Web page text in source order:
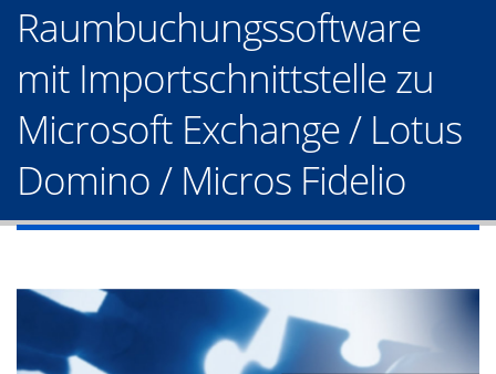
Raumbuchungssoftware
mit Importschnittstelle zu
Microsoft Exchange / Lotus
Domino / Micros Fidelio